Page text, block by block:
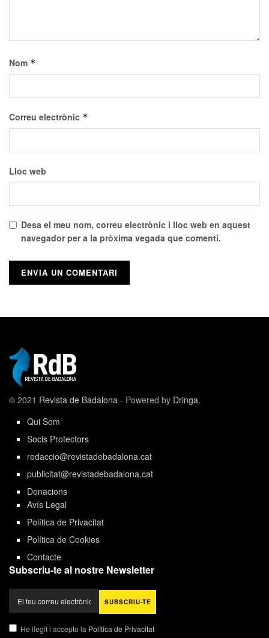
Nom *
Correu electrònic *
Lloc web
Desa el meu nom, correu electrònic i lloc web en aquest
navegador per a la pròxima vegada que comenti.
© 2021 Revista de Badalona - Powered by Dringa.
Qui Som
Socis Protectors
redaccio@revistadebadalona.cat
publicitat@revistadebadalona.cat
Donacions
Avís Legal
Política de Privacitat
Política de Cookies
Contacte
Subscriu-te al nostre Newsletter
He llegit i accepto la Política de Privacitat